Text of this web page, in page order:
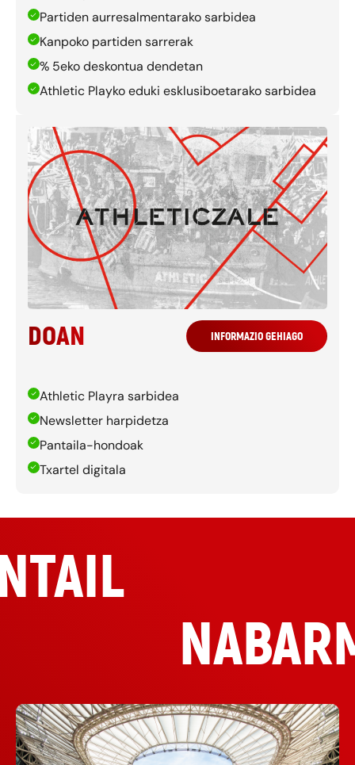
Partiden aurresalmentarako sarbidea
Kanpoko partiden sarrerak
% 5eko deskontua dendetan
Athletic Playko eduki esklusiboetarako sarbidea
DOAN INFORMAZIO GEHIAGO
Athletic Playra sarbidea
Newsletter harpidetza
Pantaila-hondoak
Txartel digitala